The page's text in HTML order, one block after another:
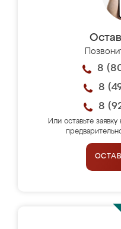
8
8
8
Или оставьте